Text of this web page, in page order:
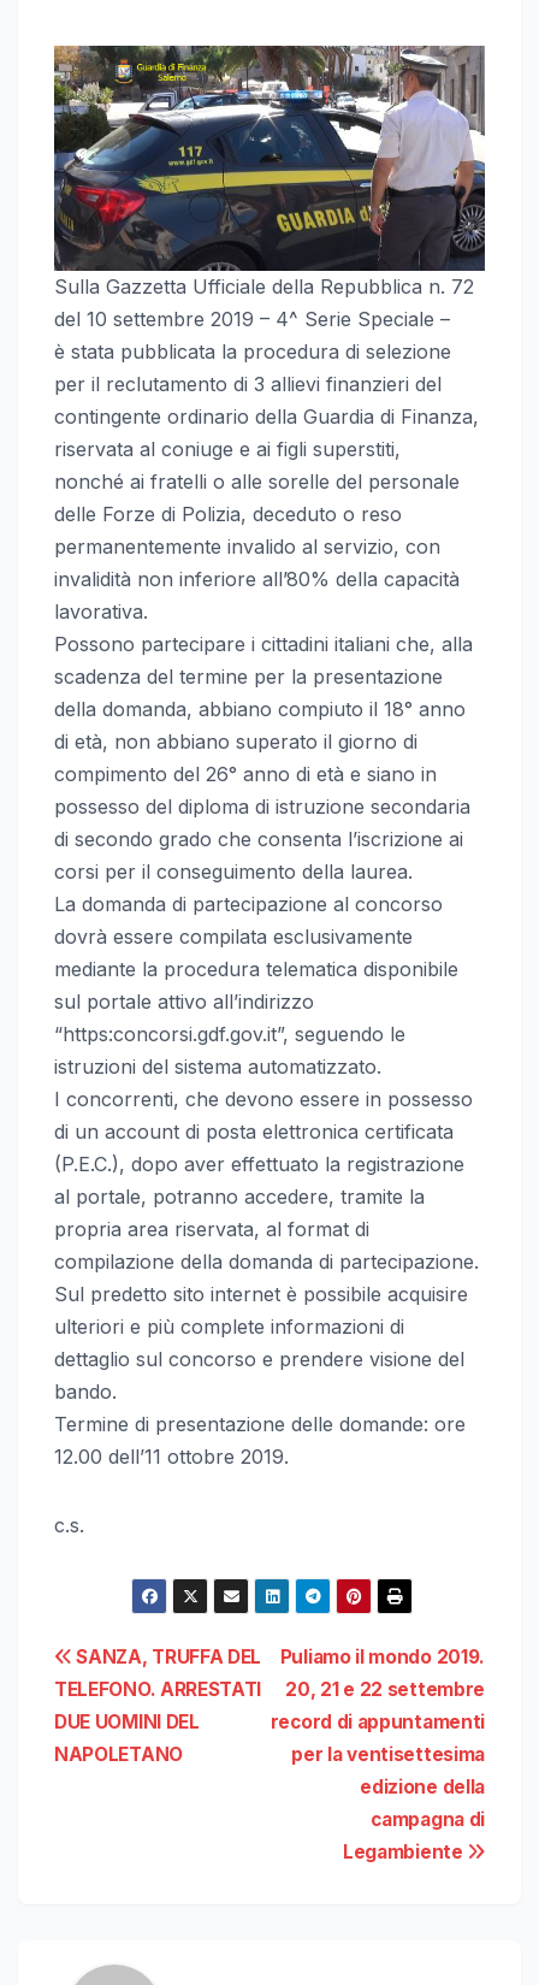
Sulla Gazzetta Ufficiale della Repubblica n. 72
del 10 settembre 2019 – 4^ Serie Speciale –
è stata pubblicata la procedura di selezione
per il reclutamento di 3 allievi finanzieri del
contingente ordinario della Guardia di Finanza,
riservata al coniuge e ai figli superstiti,
nonché ai fratelli o alle sorelle del personale
delle Forze di Polizia, deceduto o reso
permanentemente invalido al servizio, con
invalidità non inferiore all’80% della capacità
lavorativa.
Possono partecipare i cittadini italiani che, alla
scadenza del termine per la presentazione
della domanda, abbiano compiuto il 18° anno
di età, non abbiano superato il giorno di
compimento del 26° anno di età e siano in
possesso del diploma di istruzione secondaria
di secondo grado che consenta l’iscrizione ai
corsi per il conseguimento della laurea.
La domanda di partecipazione al concorso
dovrà essere compilata esclusivamente
mediante la procedura telematica disponibile
sul portale attivo all’indirizzo
“https:concorsi.gdf.gov.it”, seguendo le
istruzioni del sistema automatizzato.
I concorrenti, che devono essere in possesso
di un account di posta elettronica certificata
(P.E.C.), dopo aver effettuato la registrazione
al portale, potranno accedere, tramite la
propria area riservata, al format di
compilazione della domanda di partecipazione.
Sul predetto sito internet è possibile acquisire
ulteriori e più complete informazioni di
dettaglio sul concorso e prendere visione del
bando.
Termine di presentazione delle domande: ore
12.00 dell’11 ottobre 2019.
c.s.
Navigazione
articoli
Puliamo il mondo 2019.
20, 21 e 22 settembre
record di appuntamenti
per la ventisettesima
edizione della
campagna di
Legambiente
SANZA, TRUFFA DEL
TELEFONO. ARRESTATI
DUE UOMINI DEL
NAPOLETANO